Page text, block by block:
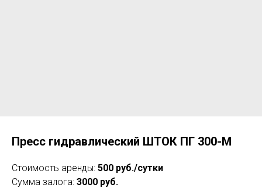
Пресс гидравлический ШТОК ПГ 300-М
Стоимость аренды: 500 руб./сутки
Сумма залога: 3000 руб.